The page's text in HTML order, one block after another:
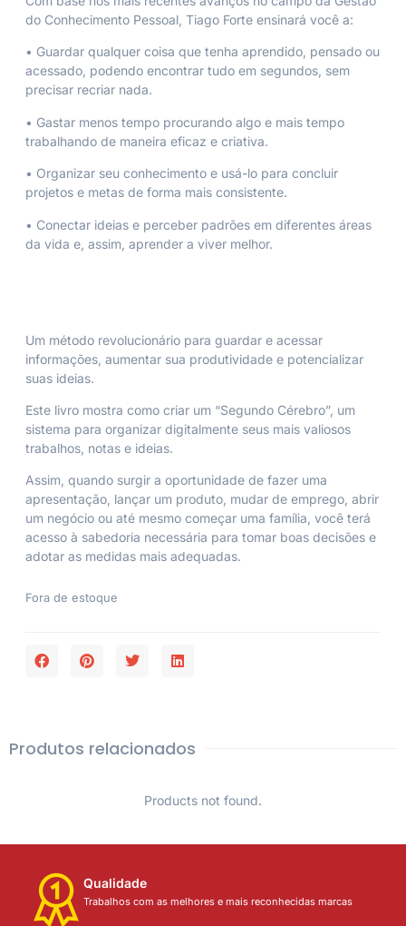
do Conhecimento Pessoal, Tiago Forte ensinará você a:
• Guardar qualquer coisa que tenha aprendido, pensado ou
acessado, podendo encontrar tudo em segundos, sem
precisar recriar nada.
• Gastar menos tempo procurando algo e mais tempo
trabalhando de maneira eficaz e criativa.
• Organizar seu conhecimento e usá-lo para concluir
projetos e metas de forma mais consistente.
• Conectar ideias e perceber padrões em diferentes áreas
da vida e, assim, aprender a viver melhor.
Um método revolucionário para guardar e acessar
informações, aumentar sua produtividade e potencializar
suas ideias.
Este livro mostra como criar um “Segundo Cérebro”, um
sistema para organizar digitalmente seus mais valiosos
trabalhos, notas e ideias.
Assim, quando surgir a oportunidade de fazer uma
apresentação, lançar um produto, mudar de emprego, abrir
um negócio ou até mesmo começar uma família, você terá
acesso à sabedoria necessária para tomar boas decisões e
adotar as medidas mais adequadas.
Fora de estoque
Produtos relacionados
Products not found.
Qualidade
Trabalhos com as melhores e mais reconhecidas marcas